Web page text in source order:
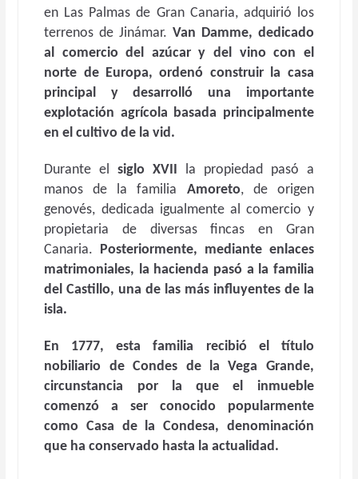
en Las Palmas de Gran Canaria, adquirió los
terrenos de Jinámar. Van Damme, dedicado
al comercio del azúcar y del vino con el
norte de Europa, ordenó construir la casa
principal y desarrolló una importante
explotación agrícola basada principalmente
en el cultivo de la vid.
Durante elsiglo XVII la propiedad pasó a
manos de la familia Amoreto, de origen
genovés, dedicada igualmente al comercio y
propietaria de diversas fincas en Gran
Canaria. Posteriormente, mediante enlaces
matrimoniales, la hacienda pasó a la familia
del Castillo, una de las más influyentes de la
isla.
En 1777, esta familia recibió el título
nobiliario deCondes de la Vega Grande,
circunstancia por la que el inmueble
comenzó a ser conocido popularmente
como Casa de la Condesa, denominación
que ha conservado hasta la actualidad.